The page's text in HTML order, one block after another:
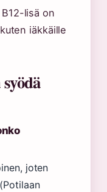
lisä on
iäkkäille
joten